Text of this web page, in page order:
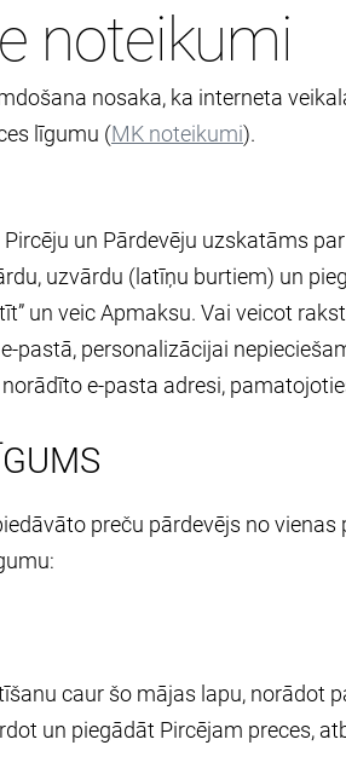
noteikumi
nosaka, ka interneta
līgumu (MK noteikumi).
un Pārdevēju uzskatāms
uzvārdu (latīņu burtiem) un
un veic Apmaksu. Vai veicot
pastā, personalizācijai
e-pasta adresi,
preču pārdevējs no
caur šo mājas lapu, norādot
un piegādāt Pircējam preces,